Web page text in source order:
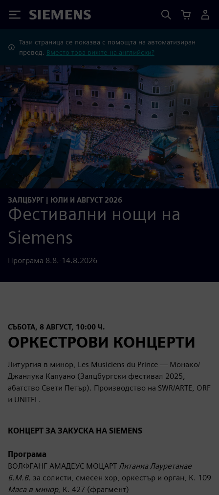
Siemens
Тази страница се показва с помощта на автоматизиран
превод. Вместо това вижте на английски?
ЗАЛЦБУРГ | ЮЛИ И АВГУСТ 2026
Фестивални нощи на
Siemens
Програма 8.8.-14.8.2026
СЪБОТА, 8 АВГУСТ, 10:00 Ч.
ОРКЕСТРОВИ КОНЦЕРТИ
Литургия в минор, Les Musiciens du Prince — Монако/
Джанлука Капуано (Залцбургски фестивал 2025,
абатство Свети Петър). Производство на SWR/ARTE, ORF
и UNITEL.
КОНЦЕРТ ЗА ЗАКУСКА НА SIEMENS
Програма
ВОЛФГАНГ АМАДЕУС МОЦАРТ Литаниа Лауретанае
Б.М.В. за солисти, смесен хор, оркестър и орган, К. 109
Маса в минор, К. 427 (фрагмент)